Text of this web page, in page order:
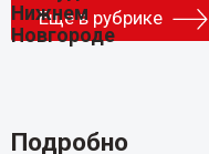
Еще в рубрике
Подробно